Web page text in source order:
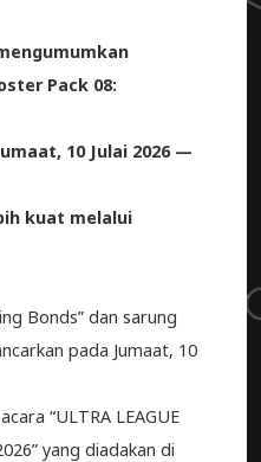
Pack 08:
10 Julai 2026 —
kuat melalui
Bonds” dan sarung
pada Jumaat, 10
“ULTRA LEAGUE
yang diadakan di